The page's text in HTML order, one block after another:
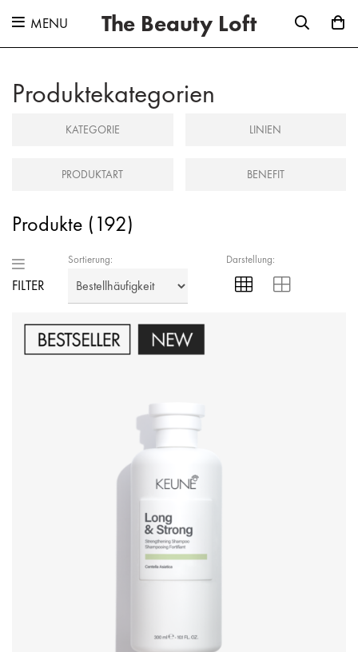
MENU The Beauty Loft
Produktekategorien
KATEGORIE LINIEN
PRODUKTART BENEFIT
Produkte (192)
FILTER
Sortierung: Darstellung: